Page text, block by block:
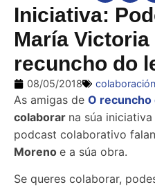
Iniciativa:
María Victoria
recuncho do
08/05/2018
As amigas de O recuncho
colaborar na súa
podcast colaborativo
Moreno e a súa obra.
Se queres colaborar,